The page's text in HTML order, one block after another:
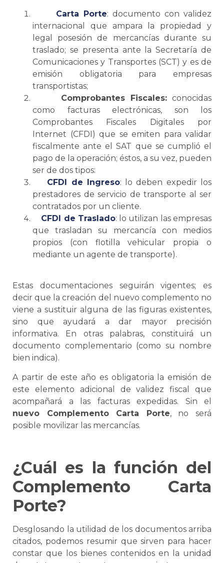
Carta Porte: documento con validez
internacional que ampara la propiedad y
legal posesión de mercancías durante su
traslado; se presenta ante la Secretaría de
Comunicaciones y Transportes (SCT) y es de
emisión obligatoria para empresas
transportistas;
Comprobantes Fiscales: conocidas
como facturas electrónicas, son los
Comprobantes Fiscales Digitales por
Internet (CFDI) que se emiten para validar
fiscalmente ante el SAT que se cumplió el
pago de la operación; éstos, a su vez, pueden
ser de dos tipos:
CFDI de Ingreso: lo deben expedir los
prestadores de servicio de transporte al ser
contratados por un cliente.
CFDI de Traslado: lo utilizan las empresas
que trasladan su mercancía con medios
propios (con flotilla vehicular propia o
mediante un agente de transporte).
Estas documentaciones seguirán vigentes; es
decir que la creación del nuevo complemento no
viene a sustituir alguna de las figuras existentes,
sino que ayudará a dar mayor precisión
informativa. En otras palabras, constituirá un
documento complementario (como su nombre
bien indica).
A partir de este año es obligatoria la emisión de
este elemento adicional de validez fiscal que
acompañará a las facturas expedidas. Sin el
nuevo Complemento Carta Porte, no será
posible movilizar las mercancías.
¿Cuál es la función del
Complemento Carta
Porte?
Desglosando la utilidad de los documentos arriba
citados, podemos resumir que sirven para hacer
constar que los bienes contenidos en la unidad